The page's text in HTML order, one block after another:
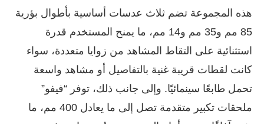
هذه المجموعة تضم ثلاث عدسات أساسية بأطوال بؤرية
85 مم و35 مم و14 مم، ما يمنح المستخدم قدرة
استثنائية على التقاط المشاهد من زوايا متعددة، سواء
كانت لقطات قريبة غنية بالتفاصيل أو مشاهد واسعة
تحمل طابعًا سينمائيًا. وإلى جانب ذلك، توفر “فيفو”
ملحقات تكبير متقدمة تصل إلى ما يعادل 400 مم، ما